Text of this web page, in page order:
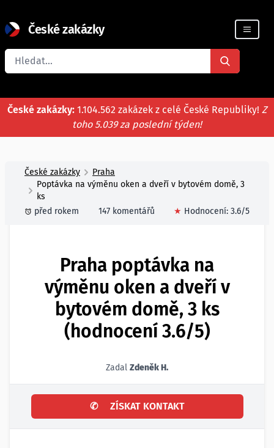
České zakázky
Registrace firmy
České zakázky: 1.104.562 zakázek z celé České Republiky! Z
toho 5.039 za poslední týden!
České zakázky
Praha
Poptávka na výměnu oken a dveří v bytovém domě, 3
ks
před rokem
147 komentářů ★ Hodnocení: 3.6/5
Praha poptávka na
výměnu oken a dveří v
bytovém domě, 3 ks
(hodnocení 3.6/5)
Zadal Zdeněk H.
✆ ZÍSKAT KONTAKT